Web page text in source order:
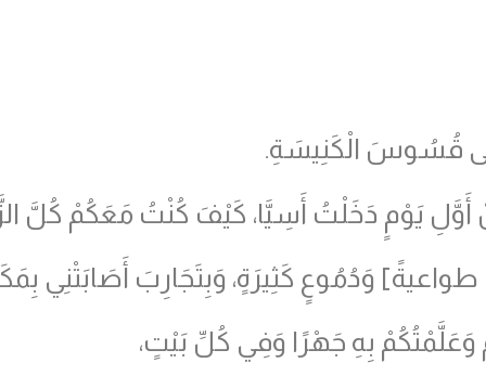
قُسُوسَ الْكَنِيسَةِ.
أَوَّلِ يَوْمٍ دَخَلْتُ أَسِيَّا، كَيْفَ كُنْتُ مَعَكُمْ كُلَّ
طواعيةً] وَدُمُوعٍ كَثِيرَةٍ، وَبِتَجَارِبَ أَصَابَتْنِي
وَعَلَّمْتُكُمْ بِهِ جَهْرًا وَفِي كُلِّ بَيْتٍ،